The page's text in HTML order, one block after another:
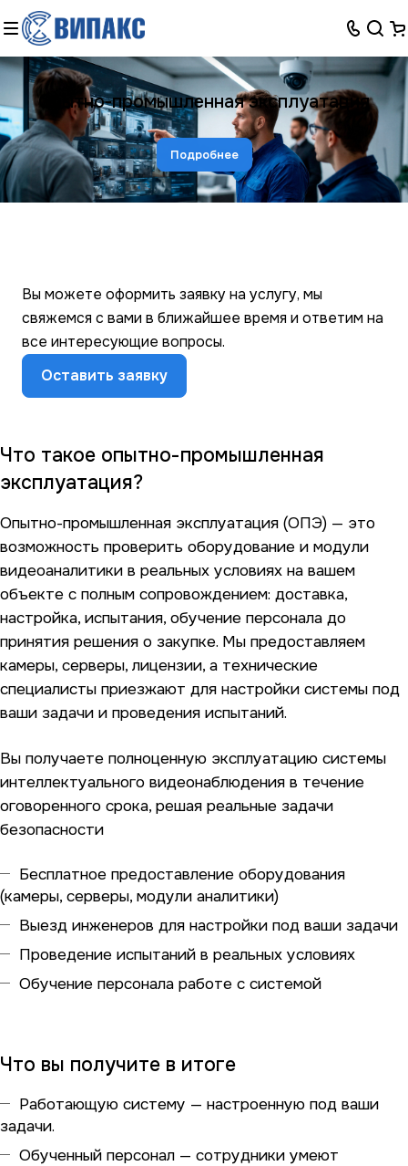
Опытно-промышленная эксплуатация
Подробнее
Вы можете оформить заявку на услугу, мы
свяжемся с вами в ближайшее время и ответим на
все интересующие вопросы.
Оставить заявку
Что такое опытно-промышленная
эксплуатация?
Опытно-промышленная эксплуатация (ОПЭ) — это
возможность проверить оборудование и модули
видеоаналитики в реальных условиях на вашем
объекте с полным сопровождением: доставка,
настройка, испытания, обучение персонала до
принятия решения о закупке. Мы предоставляем
камеры, серверы, лицензии, а технические
специалисты приезжают для настройки системы под
ваши задачи и проведения испытаний.
Вы получаете полноценную эксплуатацию системы
интеллектуального видеонаблюдения в течение
оговоренного срока, решая реальные задачи
безопасности
Бесплатное предоставление оборудования
(камеры, серверы, модули аналитики)
Выезд инженеров для настройки под ваши задачи
Проведение испытаний в реальных условиях
Обучение персонала работе с системой
Что вы получите в итоге
Работающую систему — настроенную под ваши
задачи.
Обученный персонал — сотрудники умеют